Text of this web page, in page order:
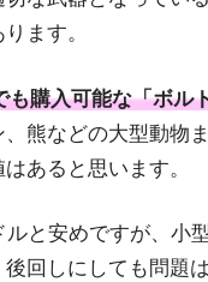
ます。
購入可能な「ボル
熊などの大型動物
あると思います。
と安めですが、小
回しにしても問題